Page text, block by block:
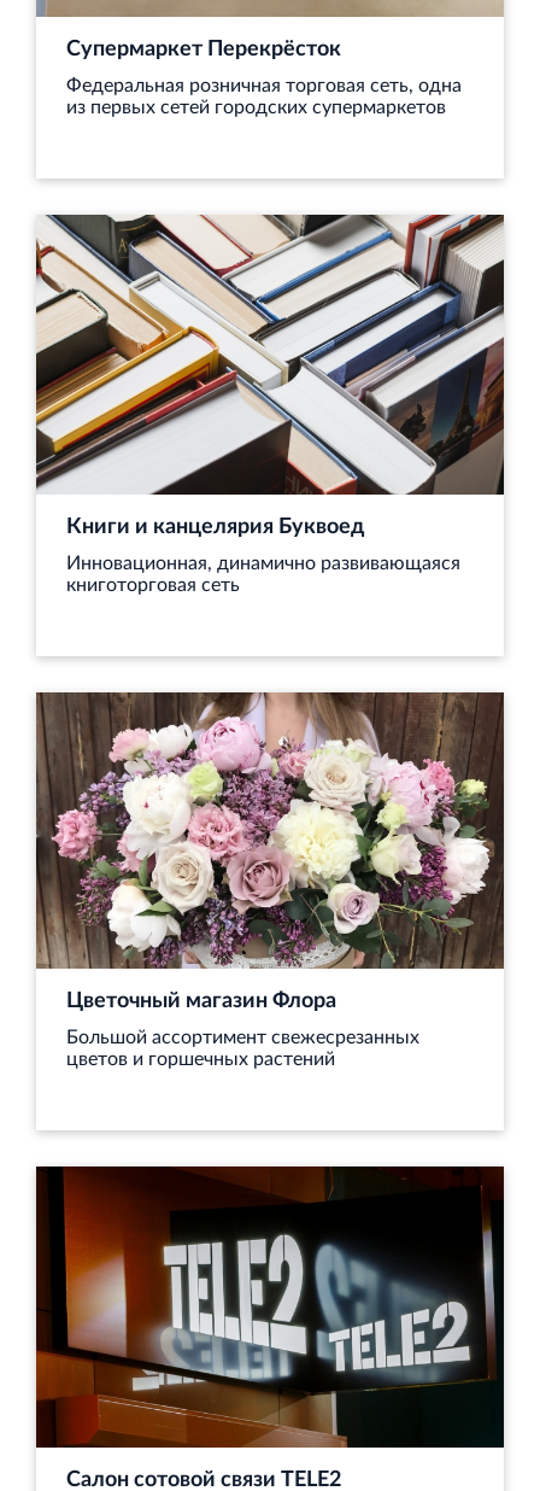
Супермаркет Перекрёсток
Федеральная розничная торговая сеть, одна
из первых сетей городских супермаркетов
Книги и канцелярия Буквоед
Инновационная, динамично развивающаяся
книготорговая сеть
Цветочный магазин Флора
Большой ассортимент свежесрезанных
цветов и горшечных растений
Салон сотовой связи TELE2